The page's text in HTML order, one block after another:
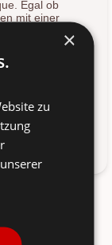
Egal ob
mit einer
nachhaltige
dekorativen
Der
für eine
zwischen
×
zu